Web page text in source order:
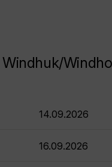
14.09.2026
16.09.2026